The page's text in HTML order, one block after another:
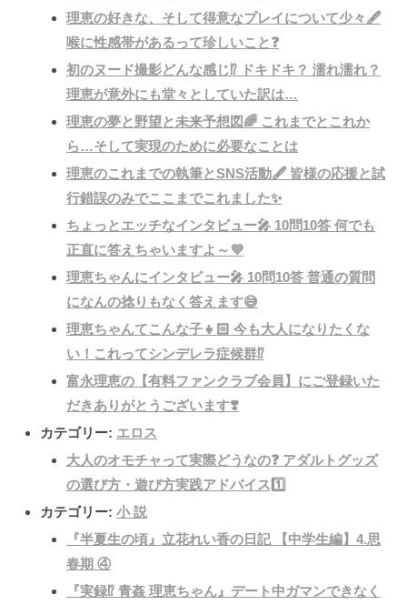
理恵の好きな、そして得意なプレイについて少々🖋
喉に性感帯があるって珍しいこと❓
初のヌード撮影どんな感じ⁉️ ドキドキ？ 濡れ濡れ？
理恵が意外にも堂々としていた訳は…
理恵の夢と野望と未来予想図🌈 これまでとこれか
ら…そして実現のために必要なことは
理恵のこれまでの執筆とSNS活動🖋 皆様の応援と試
行錯誤のみでここまでこれました✨
ちょっとエッチなインタビュー🎤 10問10答 何でも
正直に答えちゃいますよ～💜
理恵ちゃんにインタビュー🎤 10問10答 普通の質問
になんの捻りもなく答えます😅
理恵ちゃんてこんな子👧🏻 今も大人になりたくな
い！これってシンデレラ症候群⁉️
富永理恵の【有料ファンクラブ会員】にご登録いた
だきありがとうございます❣️
カテゴリー: エロス
大人のオモチャって実際どうなの❓ アダルトグッズ
の選び方・遊び方実践アドバイス1️⃣
カテゴリー: 小 説
『半夏生の頃』立花れい香の日記 【中学生編】4.思
春期 ④
『実録⁉️ 青姦 理恵ちゃん』デート中ガマンできなく